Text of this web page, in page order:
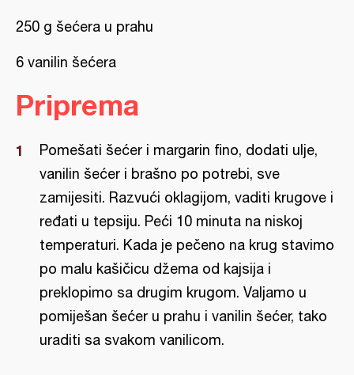
250 g šećera u prahu
6 vanilin šećera
Priprema
Pomešati šećer i margarin fino, dodati ulje,
vanilin šećer i brašno po potrebi, sve
zamijesiti. Razvući oklagijom, vaditi krugove i
ređati u tepsiju. Peći 10 minuta na niskoj
temperaturi. Kada je pečeno na krug stavimo
po malu kašičicu džema od kajsija i
preklopimo sa drugim krugom. Valjamo u
pomiješan šećer u prahu i vanilin šećer, tako
uraditi sa svakom vanilicom.